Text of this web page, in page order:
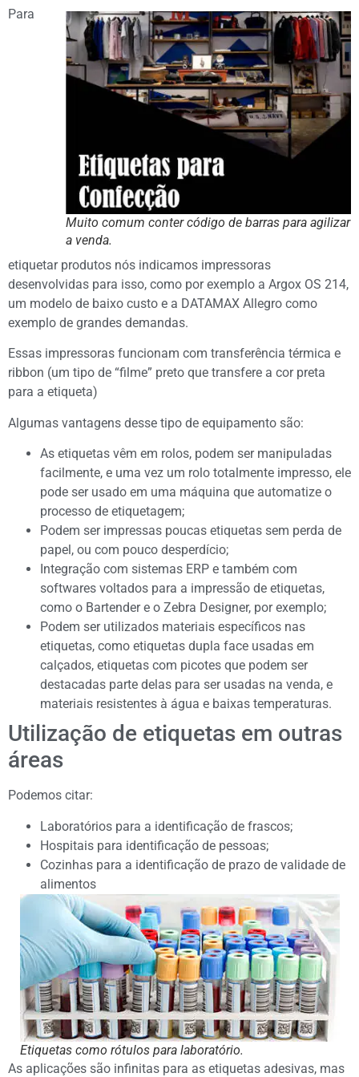
Muito comum conter código de barras para agilizar
a venda.
Para
etiquetar produtos nós indicamos impressoras
desenvolvidas para isso, como por exemplo a Argox OS 214,
um modelo de baixo custo e a DATAMAX Allegro como
exemplo de grandes demandas.
Essas impressoras funcionam com transferência térmica e
ribbon (um tipo de “filme” preto que transfere a cor preta
para a etiqueta)
Algumas vantagens desse tipo de equipamento são:
As etiquetas vêm em rolos, podem ser manipuladas
facilmente, e uma vez um rolo totalmente impresso, ele
pode ser usado em uma máquina que automatize o
processo de etiquetagem;
Podem ser impressas poucas etiquetas sem perda de
papel, ou com pouco desperdício;
Integração com sistemas ERP e também com
softwares voltados para a impressão de etiquetas,
como o Bartender e o Zebra Designer, por exemplo;
Podem ser utilizados materiais específicos nas
etiquetas, como etiquetas dupla face usadas em
calçados, etiquetas com picotes que podem ser
destacadas parte delas para ser usadas na venda, e
materiais resistentes à água e baixas temperaturas.
Utilização de etiquetas em outras
áreas
Podemos citar:
Laboratórios para a identificação de frascos;
Hospitais para identificação de pessoas;
Cozinhas para a identificação de prazo de validade de
alimentos
Etiquetas como rótulos para laboratório.
As aplicações são infinitas para as etiquetas adesivas, mas